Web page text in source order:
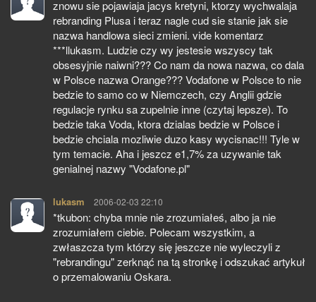
znowu sie pojawiaja jacys kretyni, ktorzy wychwalaja
rebranding Plusa i teraz nagle cud sie stanie jak sie
nazwa handlowa sieci zmieni. vide komentarz
***llukasm. Ludzie czy wy jestesie wszyscy tak
obsesyjnie naiwni??? Co nam da nowa nazwa, co dala
w Polsce nazwa Orange??? Vodafone w Polsce to nie
bedzie to samo co w Niemczech, czy Anglii gdzie
regulacje rynku sa zupelnie inne (czytaj lepsze). To
bedzie taka Voda, ktora dzialas bedzie w Polsce i
bedzie chciala mozliwie duzo kasy wycisnac!!! Tyle w
tym temacie. Aha i jeszcz e1,7% za uzywanie tak
genialnej nazwy "Vodafone.pl"
lukasm pisze:
2006-02-03 22:10
*tkubon: chyba mnie nie zrozumiałeś, albo ja nie
zrozumiałem ciebie. Polecam wszystkim, a
zwłaszcza tym którzy się jeszcze nie wyleczyli z
"rebrandingu" zerknąć na tą stronkę i odszukać artykuł
o przemalowaniu Oskara.